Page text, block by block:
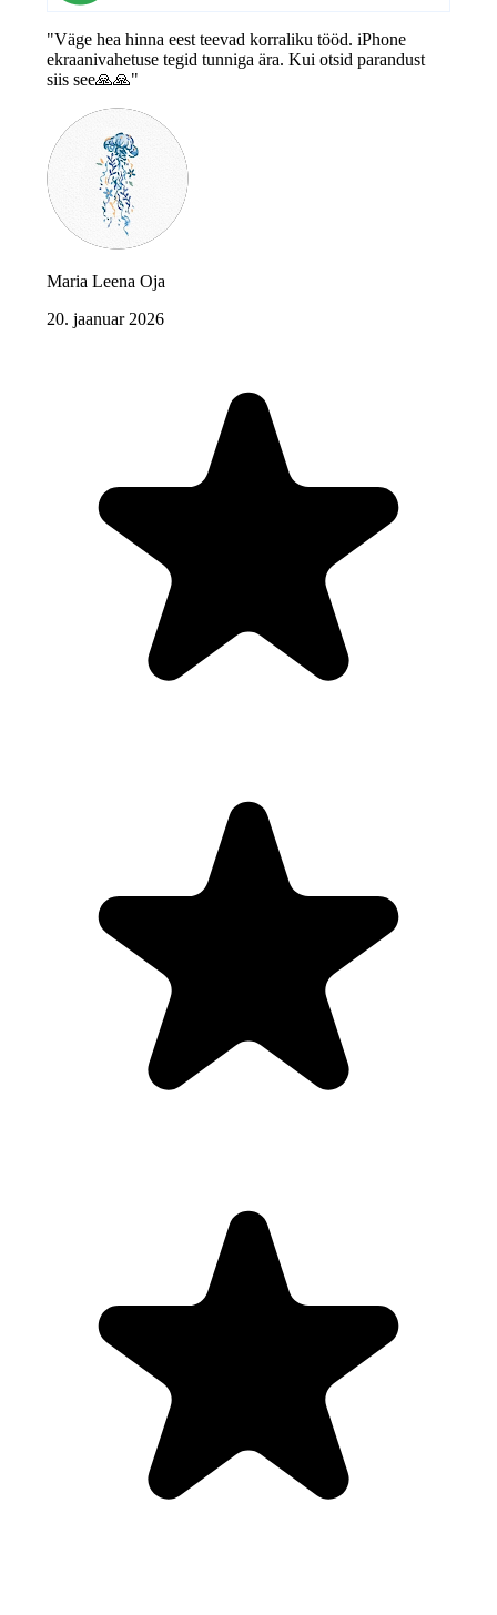
"Väge hea hinna eest teevad korraliku tööd. iPhone
ekraanivahetuse tegid tunniga ära. Kui otsid parandust
siis see🙏🙏"
Maria Leena Oja
20. jaanuar 2026